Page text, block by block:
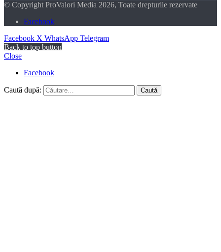
© Copyright ProValori Media 2026, Toate drepturile rezervate
Facebook
Facebook X WhatsApp Telegram
Back to top button
Close
Facebook
Caută după: